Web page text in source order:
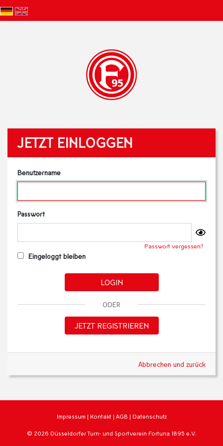
JETZT EINLOGGEN
Benutzername
Passwort
Passwort vergessen?
Eingeloggt bleiben
LOGIN
ODER
JETZT REGISTRIEREN
Abbrechen und zurück
Impressum | Kontakt | AGB | Datenschutz
© 2026 Düsseldorfer Turn- und Sportverein Fortuna 1895 e.V.